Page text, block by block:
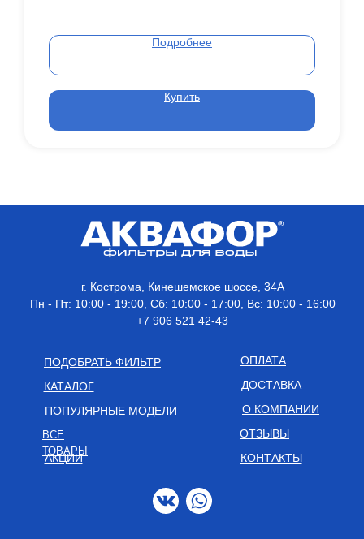
Подробнее
Купить
г. Кострома, Кинешемское шоссе, 34А
Пн - Пт: 10:00 - 19:00, Сб: 10:00 - 17:00, Вс: 10:00 - 16:00
+7 906 521 42-43
КАТАЛОГ
О КОМПАНИИ
КОНТАКТЫ
ОПЛАТА
АКЦИИ
ПОПУЛЯРНЫЕ МОДЕЛИ
ДОСТАВКА
ОТЗЫВЫ
ВСЕ
ТОВАРЫ
ПОДОБРАТЬ ФИЛЬТР